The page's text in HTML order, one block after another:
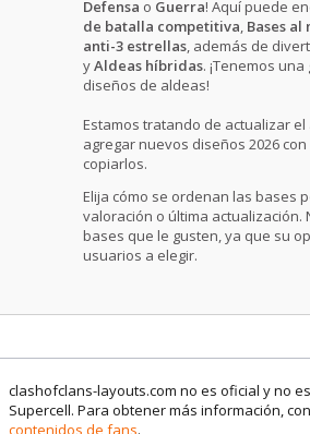
Defensa o Guerra! Aquí puede
de batalla competitiva, Bases al
anti-3 estrellas, además de
yAldeas híbridas. ¡Tenemos
diseños de aldeas!
Estamos tratando de actualizar el
agregar nuevos diseños 2026
copiarlos.
Elija cómo se ordenan las bases
valoración o última actualización.
bases que le gusten, ya que su
usuarios a elegir.
clashofclans-layouts.com no es oficial y no
Supercell. Para obtener más información,
contenidos de fans.